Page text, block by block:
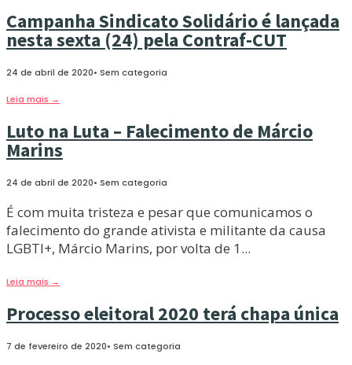
Campanha Sindicato Solidário é lançada
nesta sexta (24) pela Contraf-CUT
24 de abril de 2020• Sem categoria
Leia mais →
Luto na Luta – Falecimento de Márcio
Marins
24 de abril de 2020• Sem categoria
É com muita tristeza e pesar que comunicamos o
falecimento do grande ativista e militante da causa
LGBTI+, Márcio Marins, por volta de 1...
Leia mais →
Processo eleitoral 2020 terá chapa única
7 de fevereiro de 2020• Sem categoria